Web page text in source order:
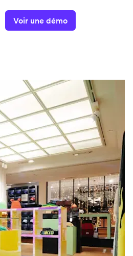
Voir une démo